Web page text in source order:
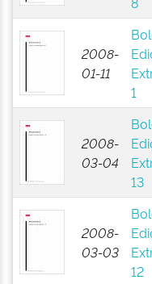
2008-
01-11
1
2008-
03-04
13
2008-
03-03
12